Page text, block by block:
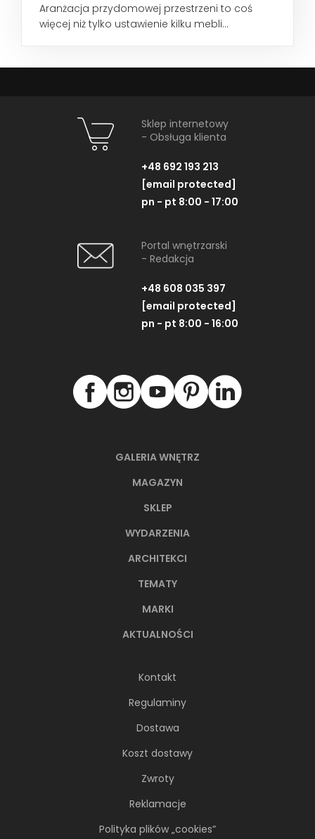
Aranżacja przydomowej przestrzeni to coś
więcej niż tylko ustawienie kilku mebli...
GALERIA WNĘTRZ
MAGAZYN
SKLEP
WYDARZENIA
ARCHITEKCI
TEMATY
MARKI
AKTUALNOŚCI
Kontakt
Regulaminy
Dostawa
Koszt dostawy
Zwroty
Reklamacje
Polityka plików „cookies”
Sklep internetowy
- Obsługa klienta
+48 692 193 213
[email protected]
pn - pt 8:00 - 17:00
Portal wnętrzarski
- Redakcja
+48 608 035 397
[email protected]
pn - pt 8:00 - 16:00